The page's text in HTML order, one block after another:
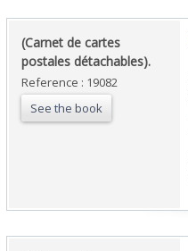
‎(Carnet de cartes
postales détachables).‎
Reference : 19082
See the book